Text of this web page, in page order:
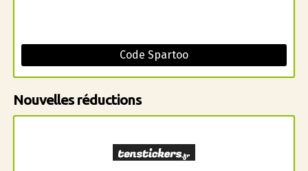
Code Spartoo
Nouvelles réductions